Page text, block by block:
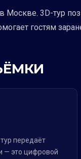
Москве. 3D-тур
гостям
передаёт
— это цифровой